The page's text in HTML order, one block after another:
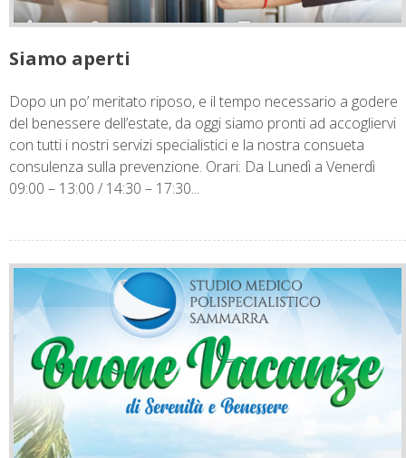
Siamo aperti
Dopo un po’ meritato riposo, e il tempo necessario a godere
del benessere dell’estate, da oggi siamo pronti ad accogliervi
con tutti i nostri servizi specialistici e la nostra consueta
consulenza sulla prevenzione. Orari: Da Lunedì a Venerdì
09:00 – 13:00 / 14:30 – 17:30...